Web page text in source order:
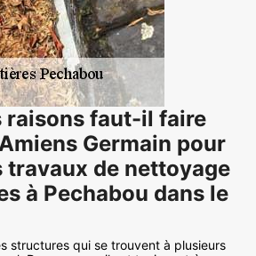
raisons faut-il faire
Germain pour
travaux de nettoyage
à Pechabou dans le
structures qui se trouvent à plusieurs